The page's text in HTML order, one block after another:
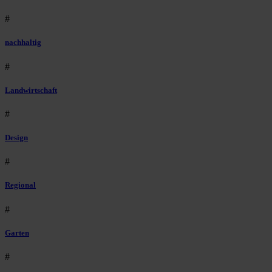
#
nachhaltig
#
Landwirtschaft
#
Design
#
Regional
#
Garten
#